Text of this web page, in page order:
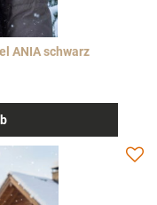
ANIA schwarz